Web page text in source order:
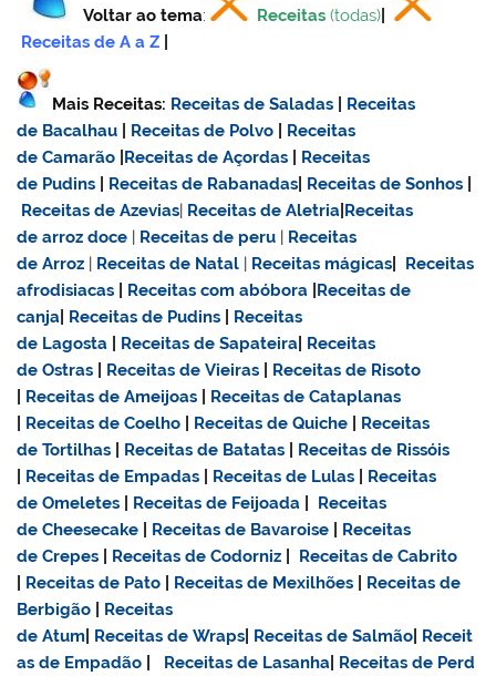
Voltar ao tema: Receitas (todas)
Receitas de A a Z
Mais Receitas: Receitas de Saladas
Receitas
de Bacalhau
Receitas de Polvo
Receitas
de Camarão Receitas de Açordas
Receitas
de Pudins
Receitas de Rabanadas Receitas de Sonhos
Receitas de Azevias| Receitas de Aletria Receitas
dearroz doce | Receitas de peru | Receitas
de Arroz | Receitas de Natal | Receitas mágicas
Receitas
afrodisiacas
Receitas com abóbora Receitas de
canja Receitas de Pudins
Receitas
de Lagosta
Receitas de Sapateira Receitas
de Ostras
Receitas de Vieiras
Receitas de Risoto
Receitas de Ameijoas
Receitas de Cataplanas
Receitas de Coelho Receitas de Quiche
Receitas
de Tortilhas
Receitas de Batatas
Receitas de Rissóis
Receitas de Empadas Receitas de Lulas
Receitas
de Omeletes
Receitas de Feijoada
Receitas
de Cheesecake
Receitas de Bavaroise
Receitas
de Crepes
Receitas de Codorniz
Receitas de Cabrito
Receitas de Pato Receitas de Mexilhões
Receitas de
Berbigão
Receitas
de Atum Receitas de Wraps Receitas de Salmão Receit
as de Empadão
Receitas de Lasanha Receitas de Perd